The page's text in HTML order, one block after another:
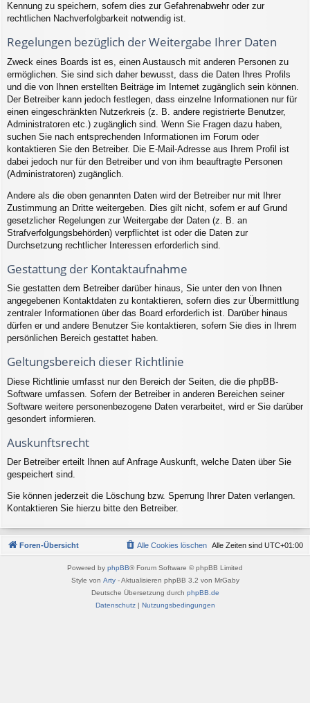
Kennung zu speichern, sofern dies zur Gefahrenabwehr oder zur
rechtlichen Nachverfolgbarkeit notwendig ist.
Regelungen bezüglich der Weitergabe Ihrer Daten
Zweck eines Boards ist es, einen Austausch mit anderen Personen zu
ermöglichen. Sie sind sich daher bewusst, dass die Daten Ihres Profils
und die von Ihnen erstellten Beiträge im Internet zugänglich sein können.
Der Betreiber kann jedoch festlegen, dass einzelne Informationen nur für
einen eingeschränkten Nutzerkreis (z. B. andere registrierte Benutzer,
Administratoren etc.) zugänglich sind. Wenn Sie Fragen dazu haben,
suchen Sie nach entsprechenden Informationen im Forum oder
kontaktieren Sie den Betreiber. Die E-Mail-Adresse aus Ihrem Profil ist
dabei jedoch nur für den Betreiber und von ihm beauftragte Personen
(Administratoren) zugänglich.
Andere als die oben genannten Daten wird der Betreiber nur mit Ihrer
Zustimmung an Dritte weitergeben. Dies gilt nicht, sofern er auf Grund
gesetzlicher Regelungen zur Weitergabe der Daten (z. B. an
Strafverfolgungsbehörden) verpflichtet ist oder die Daten zur
Durchsetzung rechtlicher Interessen erforderlich sind.
Gestattung der Kontaktaufnahme
Sie gestatten dem Betreiber darüber hinaus, Sie unter den von Ihnen
angegebenen Kontaktdaten zu kontaktieren, sofern dies zur Übermittlung
zentraler Informationen über das Board erforderlich ist. Darüber hinaus
dürfen er und andere Benutzer Sie kontaktieren, sofern Sie dies in Ihrem
persönlichen Bereich gestattet haben.
Geltungsbereich dieser Richtlinie
Diese Richtlinie umfasst nur den Bereich der Seiten, die die phpBB-
Software umfassen. Sofern der Betreiber in anderen Bereichen seiner
Software weitere personenbezogene Daten verarbeitet, wird er Sie darüber
gesondert informieren.
Auskunftsrecht
Der Betreiber erteilt Ihnen auf Anfrage Auskunft, welche Daten über Sie
gespeichert sind.
Sie können jederzeit die Löschung bzw. Sperrung Ihrer Daten verlangen.
Kontaktieren Sie hierzu bitte den Betreiber.
Foren-Übersicht Alle Zeiten sind UTC+01:00
Alle Cookies löschen
Powered by phpBB® Forum Software © phpBB Limited
Style von Arty- Aktualisieren phpBB 3.2 von MrGaby
Deutsche Übersetzung durch phpBB.de
Datenschutz| Nutzungsbedingungen